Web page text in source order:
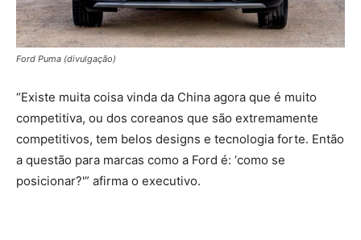
Ford Puma (divulgação)
“Existe muita coisa vinda da China agora que é muito
competitiva, ou dos coreanos que são extremamente
competitivos, tem belos designs e tecnologia forte. Então
a questão para marcas como a Ford é: ‘como se
posicionar?'” afirma o executivo.